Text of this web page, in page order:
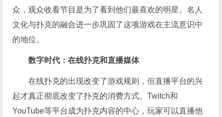
众，观众收看节目是为了看到他们最喜欢的明星。名人
文化与扑克的融合进一步巩固了这项游戏在主流意识中
的地位。
数字时代：在线扑克和直播媒体
在线扑克的出现改变了游戏规则，但直播平台的兴
起才真正彻底改变了扑克的消费方式。Twitch和
YouTube等平台成为扑克内容的中心，玩家可以直播他